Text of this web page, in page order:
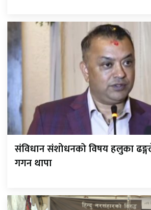
संविधान संशोधनको विषय हलुका
गगन थापा